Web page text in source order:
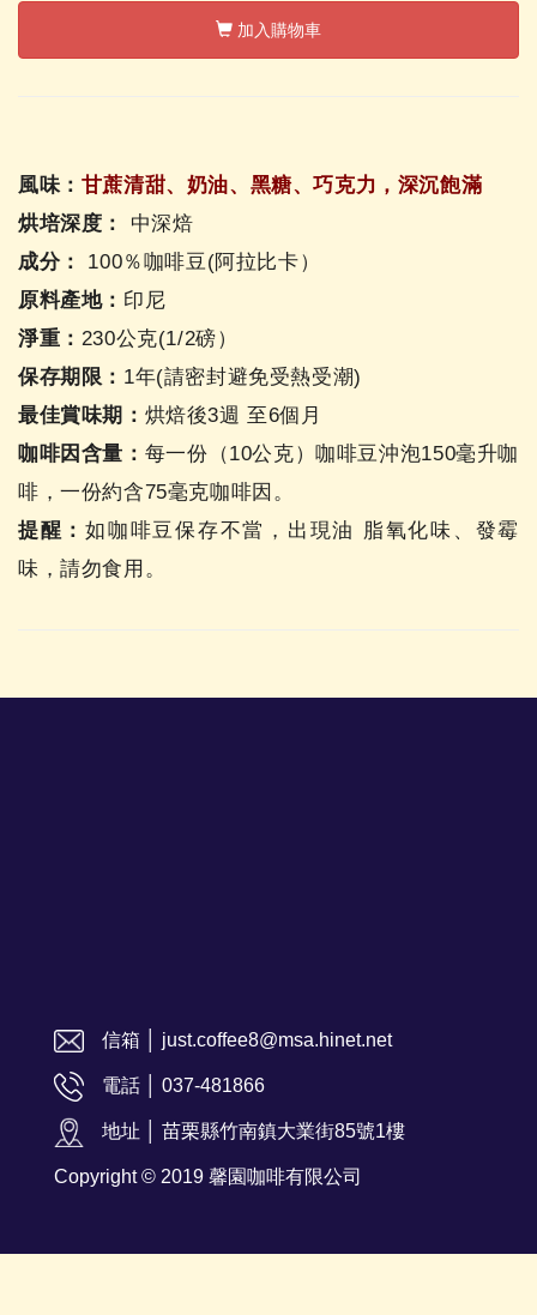
加入購物車
風味： 甘蔗清甜、奶油、黑糖、巧克力，深沉飽滿
烘培深度：
中深焙
成分： 100％咖啡豆(阿拉比卡）
原料產地： 印尼
淨重： 230公克(1/2磅）
保存期限： 1年(請密封避免受熱受潮)
最佳賞味期： 烘焙後3週 至6個月
咖啡因含量： 每一份（10公克）咖啡豆沖泡150毫升咖
啡，一份約含75毫克咖啡因。
提醒：如咖啡豆保存不當，出現油 脂氧化味、發霉
味，請勿食用。
信箱 │ just.coffee8@msa.hinet.net
電話 │ 037-481866
地址 │ 苗栗縣竹南鎮大業街85號1樓
Copyright © 2019 馨園咖啡有限公司